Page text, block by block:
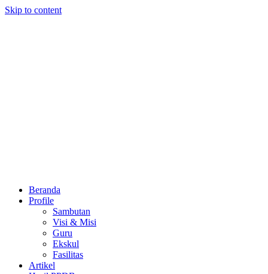
Skip to content
Beranda
Profile
Sambutan
Visi & Misi
Guru
Ekskul
Fasilitas
Artikel